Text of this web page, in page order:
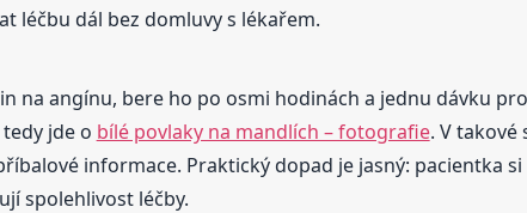
léčbu dál bez domluvy s lékařem.
na angínu, bere ho po osmi hodinách a jednu dávku
jde o bílé povlaky na mandlích – fotografie. V takové
informace. Praktický dopad je jasný: pacientka
spolehlivost léčby.